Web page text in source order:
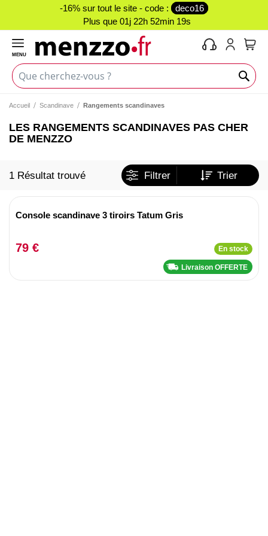
-16% sur tout le site - code :
deco16
Plus que 01j 22h 52min 19s
MENU
Accueil Scandinave Rangements scandinaves
LES RANGEMENTS SCANDINAVES PAS CHER
DE MENZZO
1 Résultat trouvé Filtrer Trier
Console scandinave 3 tiroirs Tatum Gris
79 € En stock
Livraison OFFERTE